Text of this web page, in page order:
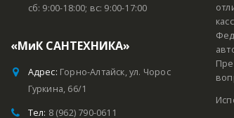
сб: 9:00-18:00; вс: 9:00-17:00
«МиК САНТЕХНИКА»
Адрес: Горно-Алтайск, ул. Чорос
Гуркина, 66/1
Тел: 8 (962) 790-0611